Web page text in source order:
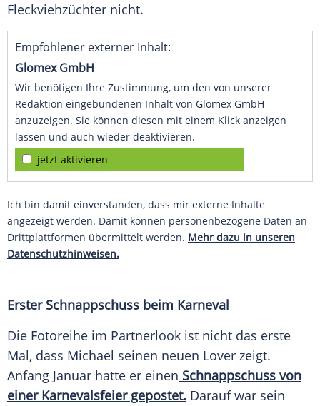
Fleckviehzüchter nicht.
Empfohlener externer Inhalt:
Glomex GmbH
Wir benötigen Ihre Zustimmung, um den von unserer
Redaktion eingebundenen Inhalt von Glomex GmbH
anzuzeigen. Sie können diesen mit einem Klick anzeigen
lassen und auch wieder deaktivieren.
jetzt aktivieren
Ich bin damit einverstanden, dass mir externe Inhalte
angezeigt werden. Damit können personenbezogene Daten an
Drittplattformen übermittelt werden. Mehr dazu in unseren
Datenschutzhinweisen.
Erster Schnappschuss beim Karneval
Die Fotoreihe im Partnerlook ist nicht das erste
Mal, dass Michael seinen neuen Lover zeigt.
Anfang Januar hatte er einen Schnappschuss von
einer Karnevalsfeier gepostet. Darauf war sein